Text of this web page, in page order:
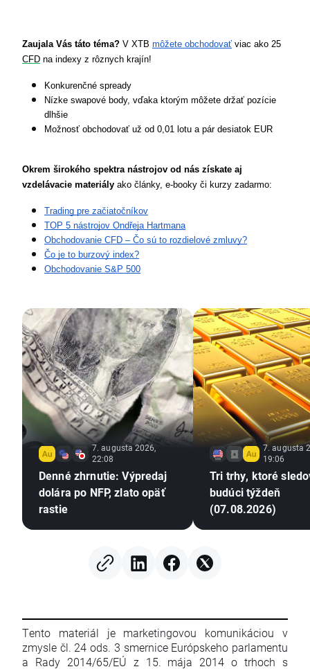
Zaujala Vás táto téma? V XTB môžete obchodovať
CFD na indexy z rôznych krajín!
Konkurenčné spready
Nízke swapové body, vďaka ktorým môžete držať pozície
dlhšie
Možnosť obchodovať už od 0,01 lotu a pár desiatok EUR
Okrem širokého spektra nástrojov od nás získate aj
vzdelávacie materiály ako články, e-booky či kurzy zadarmo:
Trading pre začiatočníkov
TOP 5 nástrojov Ondřeja Hartmana
Obchodovanie CFD – Čo sú to rozdielové zmluvy?
Čo je to burzový index?
Obchodovanie S&P 500
7. augusta 2026,
22:08
Denné zhrnutie: Výpredaj
dolára po NFP, zlato opäť
rastie
7. augusta
19:06
Tri trhy, ktoré
budúci týždeň
(07.08.2026)
Tento materiál je marketingovou komunikáciou v
zmysle čl. 24 ods. 3 smernice Európskeho parlamentu
a Rady 2014/65/EÚ z 15. mája 2014 o trhoch s